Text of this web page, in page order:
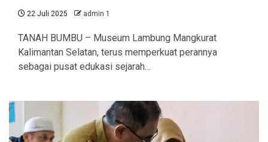
22 Juli 2025 admin 1
TANAH BUMBU – Museum Lambung Mangkurat
Kalimantan Selatan, terus memperkuat perannya
sebagai pusat edukasi sejarah…